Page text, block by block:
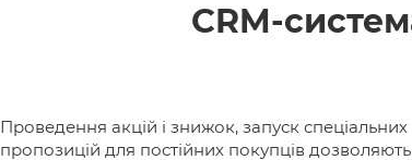
CRM-
Проведення акцій і знижок, запуск спеціальних
пропозицій для постійних покупців дозволяють